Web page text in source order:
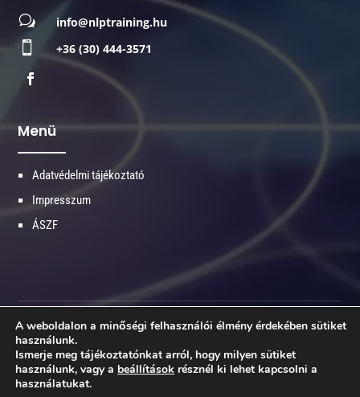
w info@nlptraining.hu
 +36 (30) 444-3571
Menü
Adatvédelmi tájékoztató
Impresszum
ÁSZF
© 2026 Minden jog fenntartva - NLPtraining.hu
Made with ♥ bykiszervezettmarketing.hu
A weboldalon a minőségi felhasználói élmény érdekében sütiket
használunk.
Ismerje meg tájékoztatónkat arról, hogy milyen sütiket
használunk, vagy a beállítások résznél ki lehet kapcsolni a
használatukat.